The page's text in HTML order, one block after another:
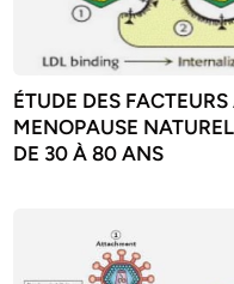
ÉTUDE DES
MENOPAUSE
DE 30 À 80 ANS